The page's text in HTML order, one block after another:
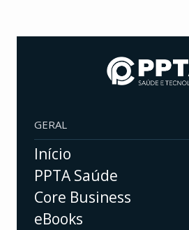
GERAL
Início
PPTA Saúde
Core Business
eBooks